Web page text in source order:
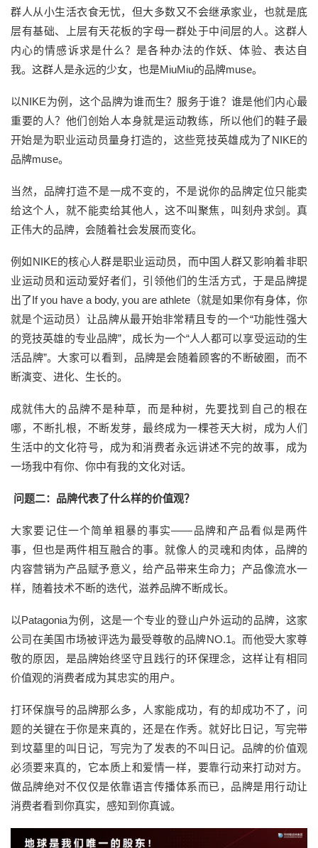
群人从小生活衣食无忧，但大多数又不会继承家业，也就是底
层有基础、上层有天花板的字母一群处于中间层的人。这群人
内心的情感诉求是什么？是各种办法的作妖、体验、表达自
我。这群人是永远的少女，也是MiuMiu的品牌muse。
以NIKE为例，这个品牌为谁而生？服务于谁？谁是他们内心最
重要的人？他们创始人本身就是运动教练，所以他们的鞋子最
开始是为职业运动员量身打造的，这些竞技英雄成为了NIKE的
品牌muse。
当然，品牌打造不是一成不变的，不是说你的品牌定位只能卖
给这个人，就不能卖给其他人，这不叫聚焦，叫刻舟求剑。真
正伟大的品牌，会随着社会发展而变化。
例如NIKE的核心人群是职业运动员，而中国人群又影响着非职
业运动员和运动爱好者们，引领他们的生活方式，于是品牌提
出了If you have a body, you are athlete（就是如果你有身体，你
就是个运动员）让品牌从最开始非常精且专的一个“功能性强大
的竞技英雄的专业品牌”，成长为一个“人人都可以享受运动的生
活品牌”。大家可以看到，品牌是会随着顾客的不断破圈，而不
断演变、进化、生长的。
成就伟大的品牌不是种草，而是种树，先要找到自己的根在
哪，不断扎根，不断发芽，最终成为一棵苍天大树，成为人们
生活中的文化符号，成为和消费者永远讲述不完的故事，成为
一场我中有你、你中有我的文化对话。
问题二：品牌代表了什么样的价值观？
大家要记住一个简单粗暴的事实——品牌和产品看似是两件
事，但也是两件相互融合的事。就像人的灵魂和肉体，品牌的
内容营销为产品赋予意义，给产品带来生命力；产品像流水一
样，随着技术不断的迭代，滋养品牌不断成长。
以Patagonia为例，这是一个专业的登山户外运动的品牌，这家
公司在美国市场被评选为最受尊敬的品牌NO.1。而他受大家尊
敬的原因，是品牌始终坚守且践行的环保理念，这样让有相同
价值观的消费者成为其忠实的用户。
打环保旗号的品牌那么多，人家能成功，有的却成功不了，问
题的关键在于你是来真的，还是在作秀。就好比日记，写完带
到坟墓里的叫日记，写完为了发表的不叫日记。品牌的价值观
必须要来真的，它本质上和爱情一样，要靠行动来打动对方。
做品牌绝对不仅仅是依靠语言传播体系而已，品牌是用行动让
消费者看到你真实，感知到你真诚。